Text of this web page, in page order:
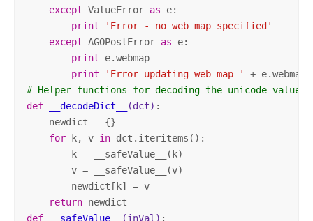
except ValueError as e:
print
'Error - no web map specified'
except AGOPostError as e:
print e.webmap
print
'Error updating web map '
+
# Helper functions for decoding the unicode values
def
__decodeDict__ (dct) :
    newdict = {}
for k, v in dct.iteritems():
        k = __safeValue__(k)
        v = __safeValue__(v)
        newdict[k] = v
return
def
__safeValue__ (inVal) :